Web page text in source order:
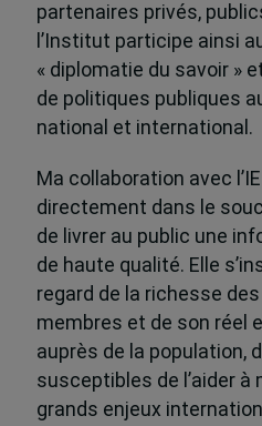
partenaires privés,
l’Institut participe ainsi
« diplomatie du savoir »
de politiques publiques
national et international.
Ma collaboration avec
directement dans le
de livrer au public une
de haute qualité. Elle
regard de la richesse
membres et de son réel
auprès de la population,
susceptibles de l’aider à
grands enjeux